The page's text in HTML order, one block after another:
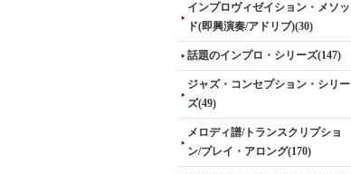
インプロヴィゼイション・メソッ
ド(即興演奏/アドリブ)(30)
話題のインプロ・シリーズ(147)
ジャズ・コンセプション・シリー
ズ(49)
メロディ譜/トランスクリプショ
ン/プレイ・アロング(170)